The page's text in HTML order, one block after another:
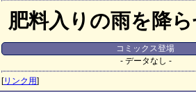
肥料入りの雨を降
コミックス登場
- データなし -
[リンク用]